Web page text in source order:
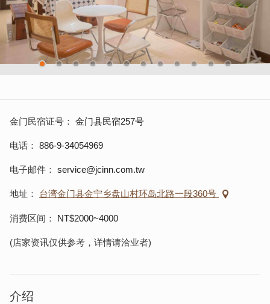
金门民宿证号 金门县民宿257号
电话 886-9-34054969
电子邮件 service@jcinn.com.tw
地址 台湾金门县金宁乡盘山村环岛北路一段360号
消费区间 NT$2000~4000
(店家资讯仅供参考，详情请洽业者)
介绍